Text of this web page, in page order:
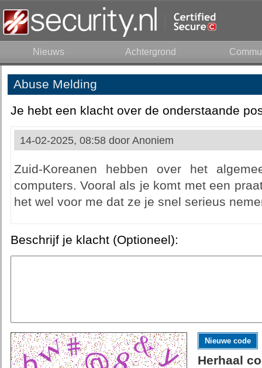
Nieuws Achtergrond
Abuse Melding
Je hebt een klacht over de onderstaande
14-02-2025, 08:58 door Anoniem
Zuid-Koreanen hebben over het
computers. Vooral als je komt met een
het wel voor me dat ze je snel serieus
Beschrijf je klacht (Optioneel):
Nieuwe code
Herhaal